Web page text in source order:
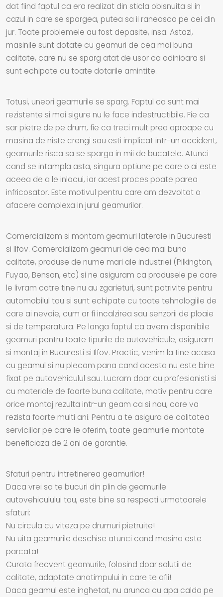
dat fiind faptul ca era realizat din sticla obisnuita si in
cazul in care se spargea, putea sa ii raneasca pe cei din
jur. Toate problemele au fost depasite, insa. Astazi,
masinile sunt dotate cu geamuri de cea mai buna
calitate, care nu se sparg atat de usor ca odinioara si
sunt echipate cu toate dotarile amintite.
Totusi, uneori geamurile se sparg. Faptul ca sunt mai
rezistente si mai sigure nu le face indestructibile. Fie ca
sar pietre de pe drum, fie ca treci mult prea aproape cu
masina de niste crengi sau esti implicat intr-un accident,
geamurile risca sa se sparga in mii de bucatele. Atunci
cand se intampla asta, singura optiune pe care o ai este
aceea de a le inlocui, iar acest proces poate parea
infricosator. Este motivul pentru care am dezvoltat o
afacere complexa in jurul geamurilor.
Comercializam si montam geamuri laterale in Bucuresti
si Ilfov. Comercializam geamuri de cea mai buna
calitate, produse de nume mari ale industriei (Pilkington,
Fuyao, Benson, etc) si ne asiguram ca produsele pe care
le livram catre tine nu au zgarieturi, sunt potrivite pentru
automobilul tau si sunt echipate cu toate tehnologiile de
care ai nevoie, cum ar fi incalzirea sau senzorii de ploaie
si de temperatura. Pe langa faptul ca avem disponibile
geamuri pentru toate tipurile de autovehicule, asiguram
si montaj in Bucuresti si Ilfov. Practic, venim la tine acasa
cu geamul si nu plecam pana cand acesta nu este bine
fixat pe autovehiculul sau. Lucram doar cu profesionisti si
cu materiale de foarte buna calitate, motiv pentru care
orice montaj rezulta intr-un geam ca si nou, care va
rezista foarte multi ani. Pentru a te asigura de calitatea
serviciilor pe care le oferim, toate geamurile montate
beneficiaza de 2 ani de garantie.
Sfaturi pentru intretinerea geamurilor!
Daca vrei sa te bucuri din plin de geamurile
autovehiculului tau, este bine sa respecti urmatoarele
sfaturi:
Nu circula cu viteza pe drumuri pietruite!
Nu uita geamurile deschise atunci cand masina este
parcata!
Curata frecvent geamurile, folosind doar solutii de
calitate, adaptate anotimpului in care te afli!
Daca geamul este inghetat, nu arunca cu apa calda pe